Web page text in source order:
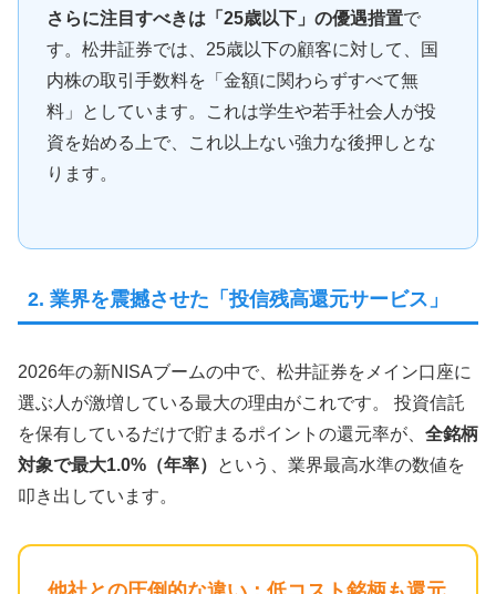
さらに注目すべきは「25歳以下」の優遇措置で
す。松井証券では、25歳以下の顧客に対して、国
内株の取引手数料を「金額に関わらずすべて無
料」としています。これは学生や若手社会人が投
資を始める上で、これ以上ない強力な後押しとな
ります。
2. 業界を震撼させた「投信残高還元サービス」
2026年の新NISAブームの中で、松井証券をメイン口座に
選ぶ人が激増している最大の理由がこれです。 投資信託
を保有しているだけで貯まるポイントの還元率が、 全銘柄
対象で最大1.0%（年率）
という、業界最高水準の数値を
叩き出しています。